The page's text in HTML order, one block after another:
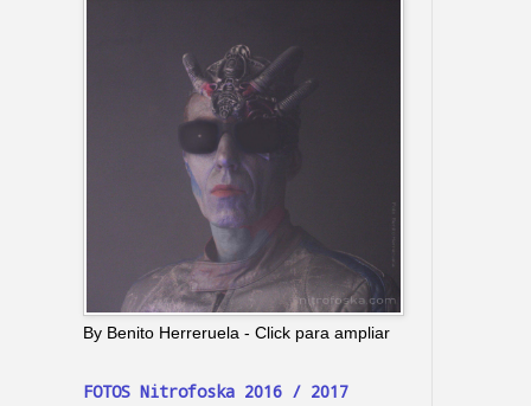
By Benito Herreruela - Click para ampliar
FOTOS Nitrofoska 2016 / 2017